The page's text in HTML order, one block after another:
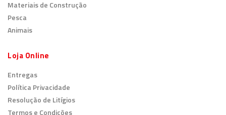
Materiais de Construção
Pesca
Animais
Loja Online
Entregas
Política Privacidade
Resolução de Litígios
Termos e Condições